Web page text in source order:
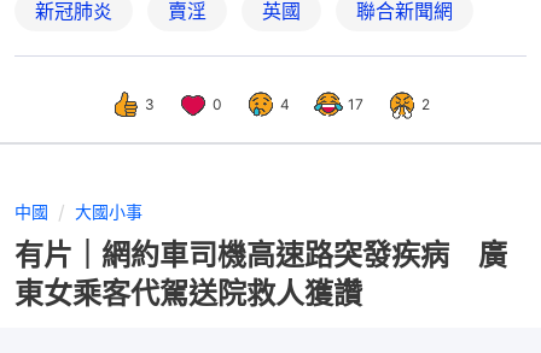
新冠肺炎 賣淫 英國 聯合新聞網
3 0 4 17 2
中國 大國小事
有片｜網約車司機高速路突發疾病 廣
東女乘客代駕送院救人獲讚